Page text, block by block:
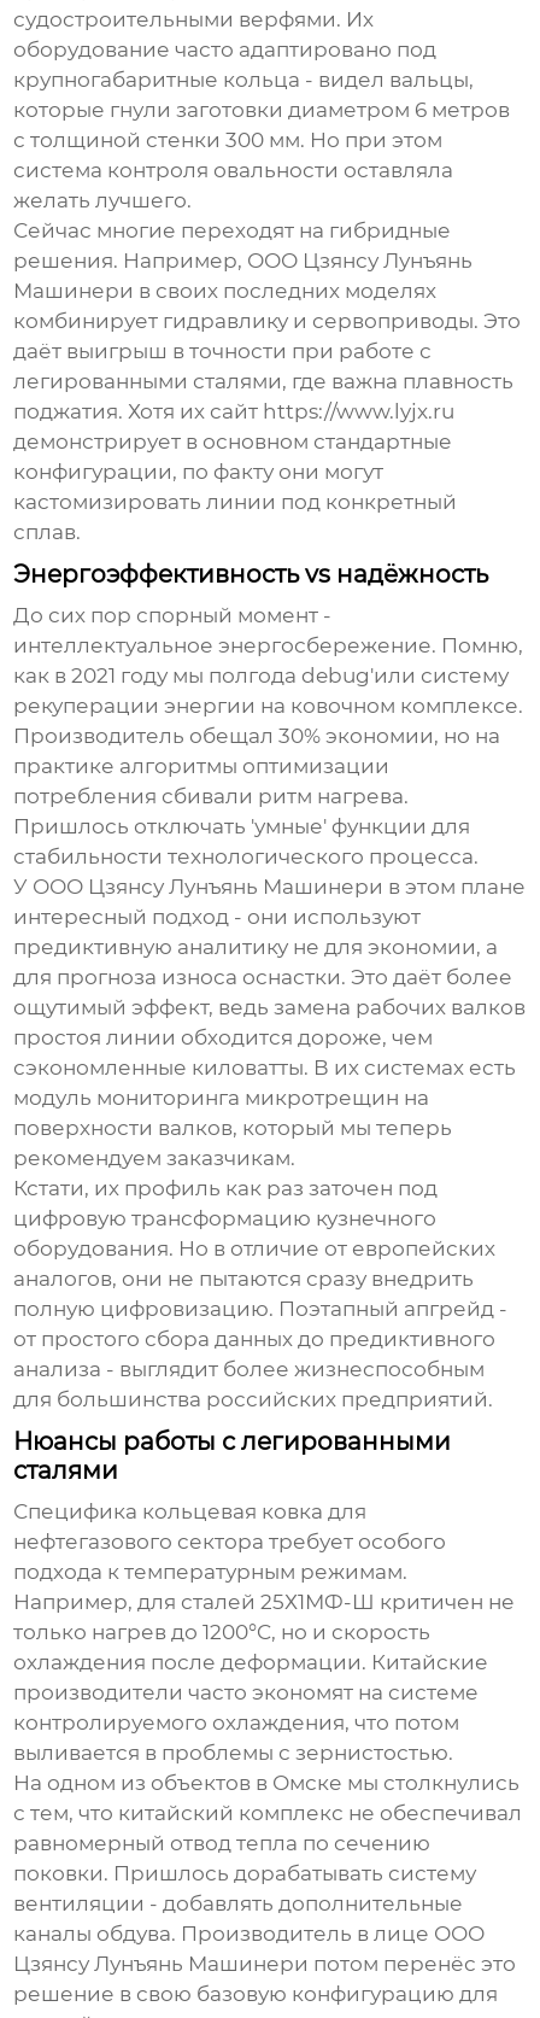
судостроительными верфями. Их
оборудование часто адаптировано под
крупногабаритные кольца - видел вальцы,
которые гнули заготовки диаметром 6 метров
с толщиной стенки 300 мм. Но при этом
система контроля овальности оставляла
желать лучшего.
Сейчас многие переходят на гибридные
решения. Например, ООО Цзянсу Лунъянь
Машинери в своих последних моделях
комбинирует гидравлику и сервоприводы. Это
даёт выигрыш в точности при работе с
легированными сталями, где важна плавность
поджатия. Хотя их сайт https://www.lyjx.ru
демонстрирует в основном стандартные
конфигурации, по факту они могут
кастомизировать линии под конкретный
сплав.
Энергоэффективность vs надёжность
До сих пор спорный момент -
интеллектуальное энергосбережение. Помню,
как в 2021 году мы полгода debug'или систему
рекуперации энергии на ковочном комплексе.
Производитель обещал 30% экономии, но на
практике алгоритмы оптимизации
потребления сбивали ритм нагрева.
Пришлось отключать 'умные' функции для
стабильности технологического процесса.
У ООО Цзянсу Лунъянь Машинери в этом плане
интересный подход - они используют
предиктивную аналитику не для экономии, а
для прогноза износа оснастки. Это даёт более
ощутимый эффект, ведь замена рабочих валков
простоя линии обходится дороже, чем
сэкономленные киловатты. В их системах есть
модуль мониторинга микротрещин на
поверхности валков, который мы теперь
рекомендуем заказчикам.
Кстати, их профиль как раз заточен под
цифровую трансформацию кузнечного
оборудования. Но в отличие от европейских
аналогов, они не пытаются сразу внедрить
полную цифровизацию. Поэтапный апгрейд -
от простого сбора данных до предиктивного
анализа - выглядит более жизнеспособным
для большинства российских предприятий.
Нюансы работы с легированными
сталями
Специфика кольцевая ковка для
нефтегазового сектора требует особого
подхода к температурным режимам.
Например, для сталей 25Х1МФ-Ш критичен не
только нагрев до 1200°C, но и скорость
охлаждения после деформации. Китайские
производители часто экономят на системе
контролируемого охлаждения, что потом
выливается в проблемы с зернистостью.
На одном из объектов в Омске мы столкнулись
с тем, что китайский комплекс не обеспечивал
равномерный отвод тепла по сечению
поковки. Пришлось дорабатывать систему
вентиляции - добавлять дополнительные
каналы обдува. Производитель в лице ООО
Цзянсу Лунъянь Машинери потом перенёс это
решение в свою базовую конфигурацию для